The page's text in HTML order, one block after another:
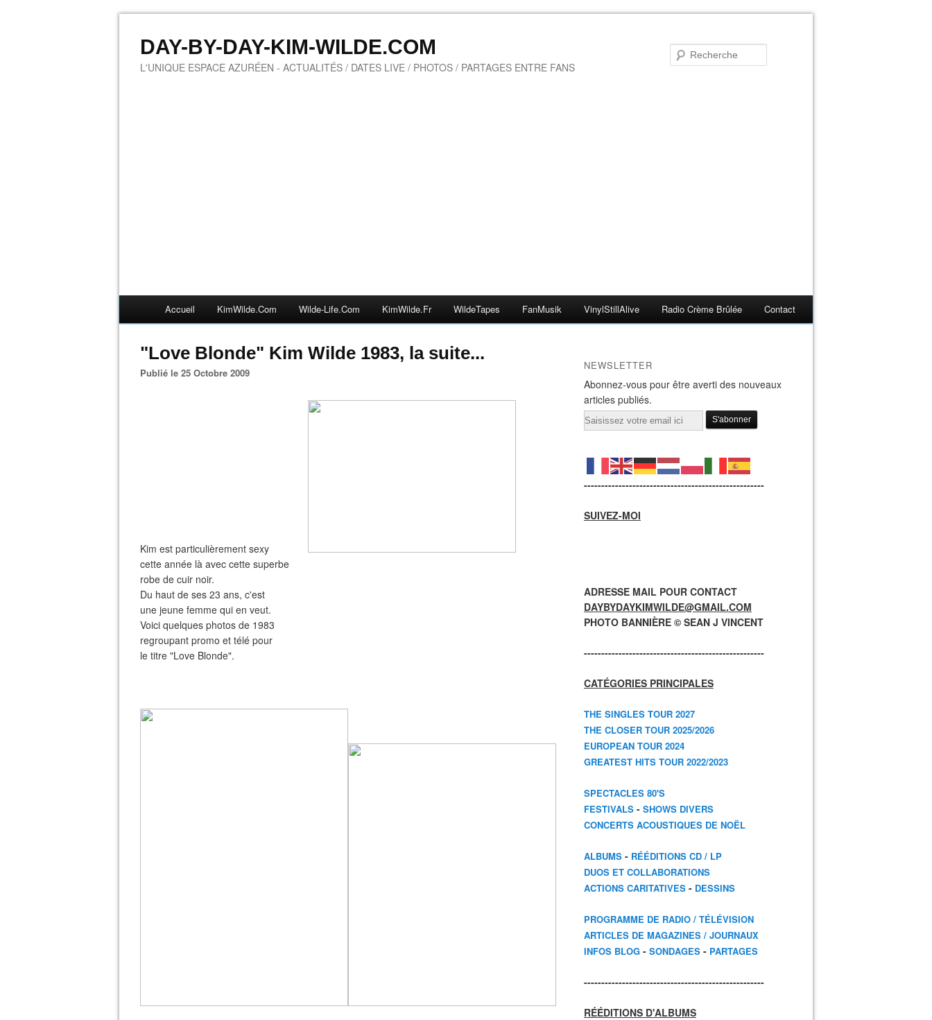
DAY-BY-DAY-KIM-WILDE.COM
L'UNIQUE ESPACE AZURÉEN - ACTUALITÉS / DATES LIVE / PHOTOS / PARTAGES ENTRE FANS
Accueil KimWilde.com Wilde-Life.com KimWilde.fr WildeTapes FanMusik VinylStillAlive Radio Crème Brûlée Contact
"Love Blonde" Kim Wilde 1983, la suite...
Publié le 25 Octobre 2009
Kim est particulièrement sexy
cette année là avec cette superbe
robe de cuir noir.
Du haut de ses 23 ans, c'est
une jeune femme qui en veut.
Voici quelques photos de 1983
regroupant promo et télé pour
le titre "Love Blonde".
NEWSLETTER
Abonnez-vous pour être averti des nouveaux
articles publiés.
Email
----------------------------------------------------
SUIVEZ-MOI
ADRESSE MAIL POUR CONTACT
DAYBYDAYKIMWILDE@GMAIL.COM
PHOTO BANNIÈRE © SEAN J VINCENT
----------------------------------------------------
CATÉGORIES PRINCIPALES
THE SINGLES TOUR 2027
THE CLOSER TOUR 2025/2026
EUROPEAN TOUR 2024
GREATEST HITS TOUR 2022/2023
SPECTACLES 80'S
FESTIVALS - SHOWS DIVERS
CONCERTS ACOUSTIQUES DE NOËL
ALBUMS - RÉÉDITIONS CD / LP
DUOS ET COLLABORATIONS
ACTIONS CARITATIVES - DESSINS
PROGRAMME DE RADIO / TÉLÉVISION
ARTICLES DE MAGAZINES / JOURNAUX
INFOS BLOG - SONDAGES - PARTAGES
----------------------------------------------------
RÉÉDITIONS D'ALBUMS